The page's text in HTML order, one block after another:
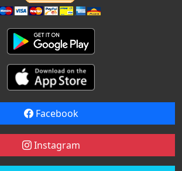
Facebook
Instagram